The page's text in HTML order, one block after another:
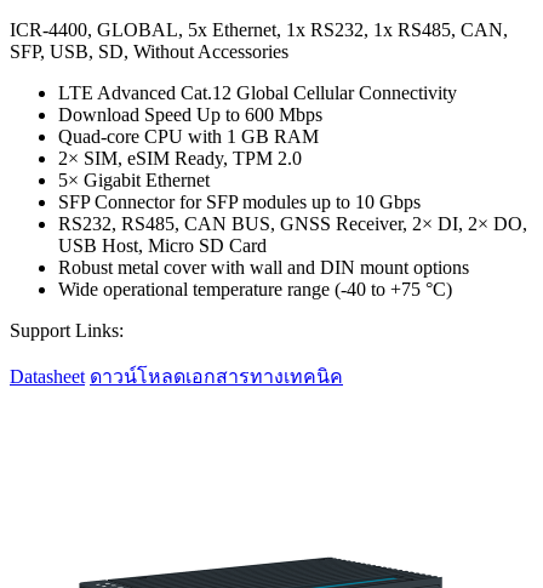
ICR-4400, GLOBAL, 5x Ethernet, 1x RS232, 1x RS485, CAN,
SFP, USB, SD, Without Accessories
LTE Advanced Cat.12 Global Cellular Connectivity
Download Speed Up to 600 Mbps
Quad-core CPU with 1 GB RAM
2× SIM, eSIM Ready, TPM 2.0
5× Gigabit Ethernet
SFP Connector for SFP modules up to 10 Gbps
RS232, RS485, CAN BUS, GNSS Receiver, 2× DI, 2× DO,
USB Host, Micro SD Card
Robust metal cover with wall and DIN mount options
Wide operational temperature range (-40 to +75 °C)
Support Links:
Datasheet ดาวน์โหลดเอกสารทางเทคนิค